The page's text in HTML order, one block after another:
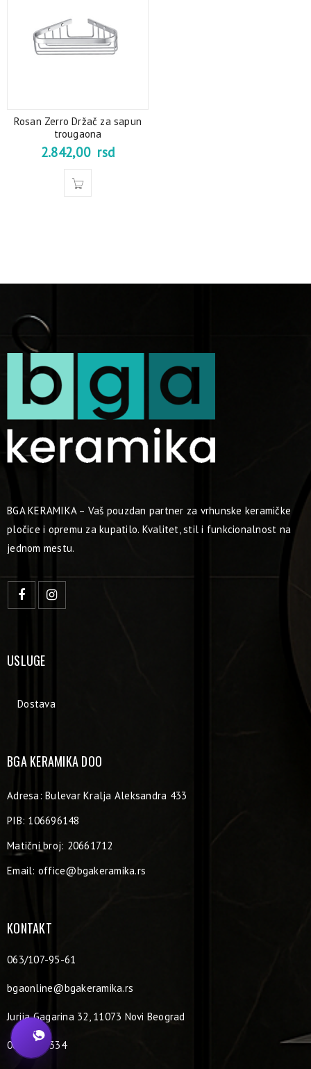
Rosan Zerro Držač za sapun
trougaona
2.842,00 rsd
BGA KERAMIKA – Vaš pouzdan partner za vrhunske keramičke
pločice i opremu za kupatilo. Kvalitet, stil i funkcionalnost na
jednom mestu.
USLUGE
Dostava
BGA KERAMIKA DOO
Adresa: Bulevar Kralja Aleksandra 433
PIB: 106696148
Matični broj: 20661712
Email: office@bgakeramika.rs
KONTAKT
063/107-95-61
bgaonline@bgakeramika.rs
Jurija Gagarina 32, 11073 Novi Beograd
062/220-334